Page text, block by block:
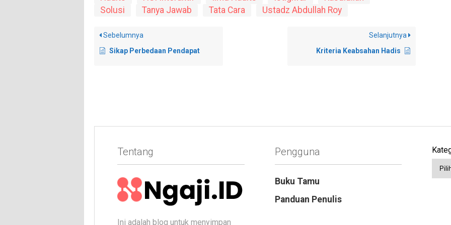
Solusi
Tanya Jawab Tata Cara Ustadz Abdullah Roy
Sebelumnya
Sikap Perbedaan Pendapat
Selanjutnya
Kriteria Keabsahan Hadis
Tentang
Ini adalah blog untuk menyimpan
Pengguna
Buku Tamu
Panduan Penulis